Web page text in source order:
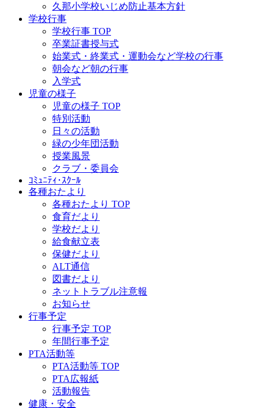
久那小学校いじめ防止基本方針
学校行事
学校行事 TOP
卒業証書授与式
始業式・終業式・運動会など学校の行事
朝会など朝の行事
入学式
児童の様子
児童の様子 TOP
特別活動
日々の活動
緑の少年団活動
授業風景
クラブ・委員会
ｺﾐｭﾆﾃｨ･ｽｸｰﾙ
各種おたより
各種おたより TOP
食育だより
学校だより
給食献立表
保健だより
ALT通信
図書だより
ネットトラブル注意報
お知らせ
行事予定
行事予定 TOP
年間行事予定
PTA活動等
PTA活動等 TOP
PTA広報紙
活動報告
健康・安全